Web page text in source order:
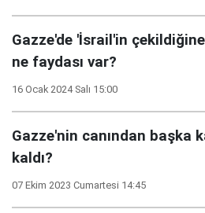
Gazze'de 'İsrail'in
ne faydası var?
16 Ocak 2024 Salı 15:00
Gazze'nin canından başka
kaldı?
07 Ekim 2023 Cumartesi 14:45